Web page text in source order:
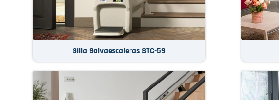
Silla Salvaescaleras STC-59